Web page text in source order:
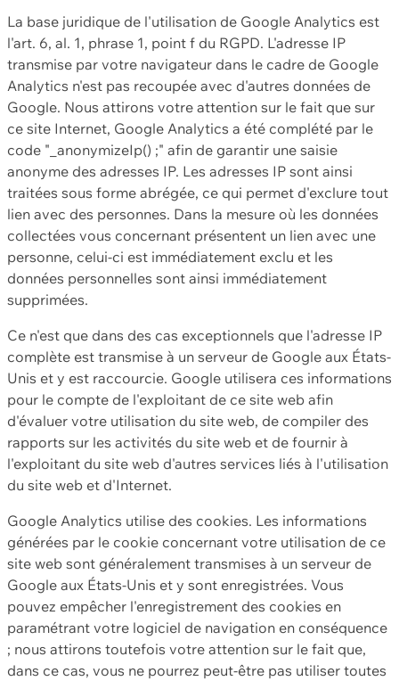
La base juridique de l'utilisation de Google Analytics est
l'art. 6, al. 1, phrase 1, point f du RGPD. L'adresse IP
transmise par votre navigateur dans le cadre de Google
Analytics n'est pas recoupée avec d'autres données de
Google. Nous attirons votre attention sur le fait que sur
ce site Internet, Google Analytics a été complété par le
code "_anonymizeIp() ;" afin de garantir une saisie
anonyme des adresses IP. Les adresses IP sont ainsi
traitées sous forme abrégée, ce qui permet d'exclure tout
lien avec des personnes. Dans la mesure où les données
collectées vous concernant présentent un lien avec une
personne, celui-ci est immédiatement exclu et les
données personnelles sont ainsi immédiatement
supprimées.
Ce n'est que dans des cas exceptionnels que l'adresse IP
complète est transmise à un serveur de Google aux États-
Unis et y est raccourcie. Google utilisera ces informations
pour le compte de l'exploitant de ce site web afin
d'évaluer votre utilisation du site web, de compiler des
rapports sur les activités du site web et de fournir à
l'exploitant du site web d'autres services liés à l'utilisation
du site web et d'Internet.
Google Analytics utilise des cookies. Les informations
générées par le cookie concernant votre utilisation de ce
site web sont généralement transmises à un serveur de
Google aux États-Unis et y sont enregistrées. Vous
pouvez empêcher l'enregistrement des cookies en
paramétrant votre logiciel de navigation en conséquence
; nous attirons toutefois votre attention sur le fait que,
dans ce cas, vous ne pourrez peut-être pas utiliser toutes